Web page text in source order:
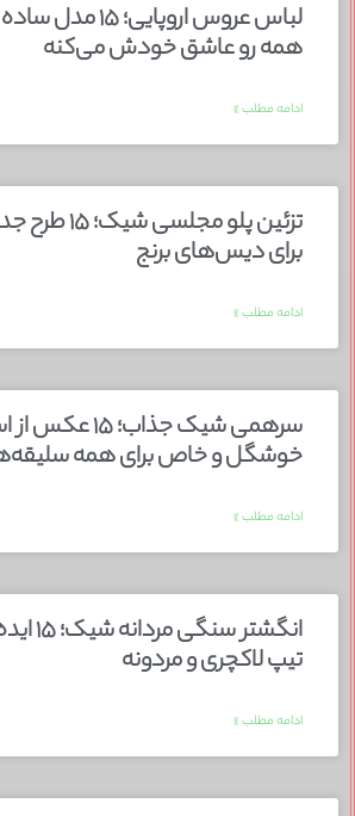
لباس عروس
همه رو عاشق خودش می‌کنه
ادامه مطلب »
تزئین پلو
برای دیس‌های برنج
ادامه مطلب »
سرهمی شیک جذاب؛
خوشگل و خاص برای همه
ادامه مطلب »
انگشتر
تیپ لاکچری و مردونه
ادامه مطلب »